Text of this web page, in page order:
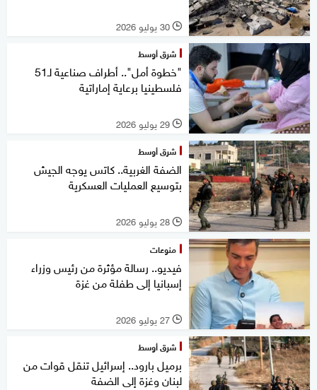
l 30 يوليو 2026
شرق أوسط
"خطوة أمل".. أطراف صناعية لـ51
فلسطينيا برعاية إماراتية
l 29 يوليو 2026
شرق أوسط
الضفة الغربية.. كاتس يوجه الجيش
بتوسيع العمليات العسكرية
l 28 يوليو 2026
منوعات
فيديو.. رسالة مؤثرة من رئيس وزراء
إسبانيا إلى طفلة من غزة
l 27 يوليو 2026
شرق أوسط
برميل بارود.. إسرائيل تنقل قوات من
لبنان وغزة إلى الضفة